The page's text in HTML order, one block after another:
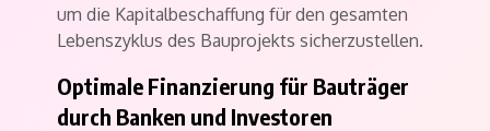
um die Kapitalbeschaffung für den gesamten
Lebenszyklus des Bauprojekts sicherzustellen.
Optimale Finanzierung für Bauträger
durch Banken und Investoren